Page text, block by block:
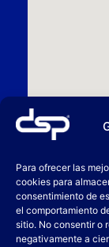
Para ofrecer las
cookies para
consentimiento de
el comportamiento
sitio. No consentir o
negativamente a